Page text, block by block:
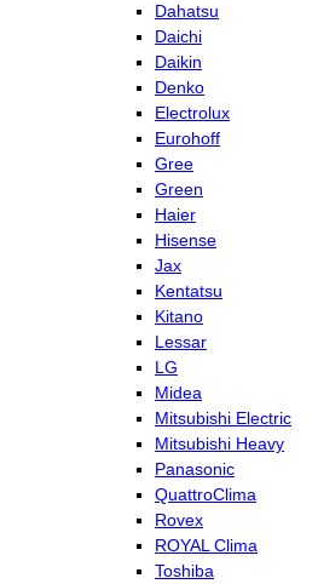
Dahatsu
Daichi
Daikin
Denko
Electrolux
Eurohoff
Gree
Green
Haier
Hisense
Jax
Kentatsu
Kitano
Lessar
LG
Midea
Mitsubishi Electric
Mitsubishi Heavy
Panasonic
QuattroClima
Rovex
ROYAL Clima
Toshiba